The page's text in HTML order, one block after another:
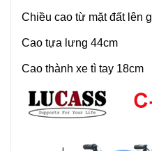
Chiều cao từ mặt đất lên
Cao tựa lưng 44cm
Cao thành xe tì tay 18cm